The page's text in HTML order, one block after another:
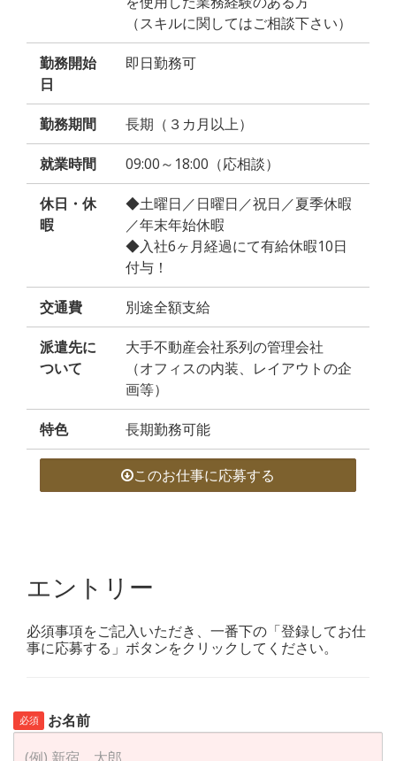
（スキルに関してはご相談下さい）
勤務開始
日
即日勤務可
勤務期間 長期（３カ月以上）
就業時間 09:00～18:00（応相談）
休日・休
暇
◆土曜日／日曜日／祝日／夏季休暇
／年末年始休暇
◆入社6ヶ月経過にて有給休暇10日
付与！
交通費 別途全額支給
派遣先に
ついて
大手不動産会社系列の管理会社
（オフィスの内装、レイアウトの企
画等）
特色 長期勤務可能
このお仕事に応募する
エントリー
必須事項をご記入いただき、一番下の「登録してお仕
事に応募する」ボタンをクリックしてください。
必須 お名前